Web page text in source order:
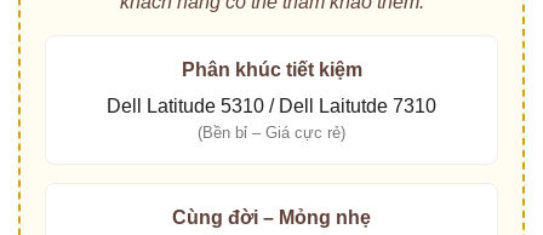
Phân khúc tiết kiệm
Dell Latitude 5310 / Dell Laitutde 7310
(Bền bỉ – Giá cực rẻ)
Cùng đời – Mỏng nhẹ